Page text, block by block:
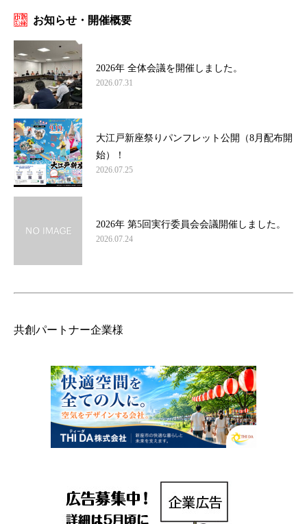
お知らせ・開催概要
2026年 全体会議を開催しました。
2026.07.31
大江戸新座祭りパンフレット公開（8月配布開
始）！
2026.07.25
2026年 第5回実行委員会会議開催しました。
2026.07.24
共創パートナー企業様